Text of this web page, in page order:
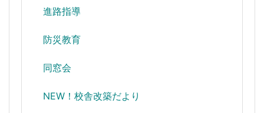
進路指導
防災教育
同窓会
NEW！校舎改築だより